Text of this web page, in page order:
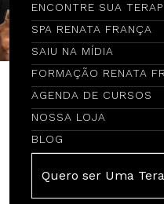
ENCONTRE SUA
SPA RENATA FRANÇA
SAIU NA MÍDIA
FORMAÇÃO RENATA
AGENDA DE CURSOS
NOSSA LOJA
BLOG
Quero ser Uma